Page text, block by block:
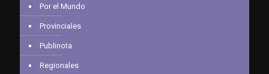
Por el Mundo
Provinciales
Publinota
Regionales